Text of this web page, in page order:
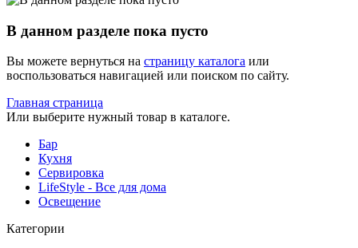
В данном разделе пока пусто
Вы можете вернуться на страницу каталога или
воспользоваться навигацией или поиском по сайту.
Главная страница
Или выберите нужный товар в каталоге.
Бар
Кухня
Сервировка
LifeStyle - Все для дома
Освещение
Категории